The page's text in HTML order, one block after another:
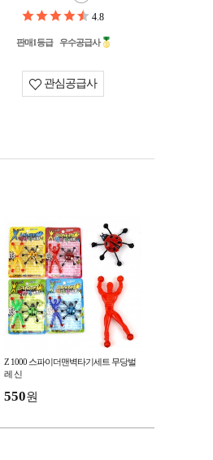
4.8
판매1등급 우수공급사
관심공급사
Z 1000 스파이더맨벽타기세트 무당벌
레 신
550원